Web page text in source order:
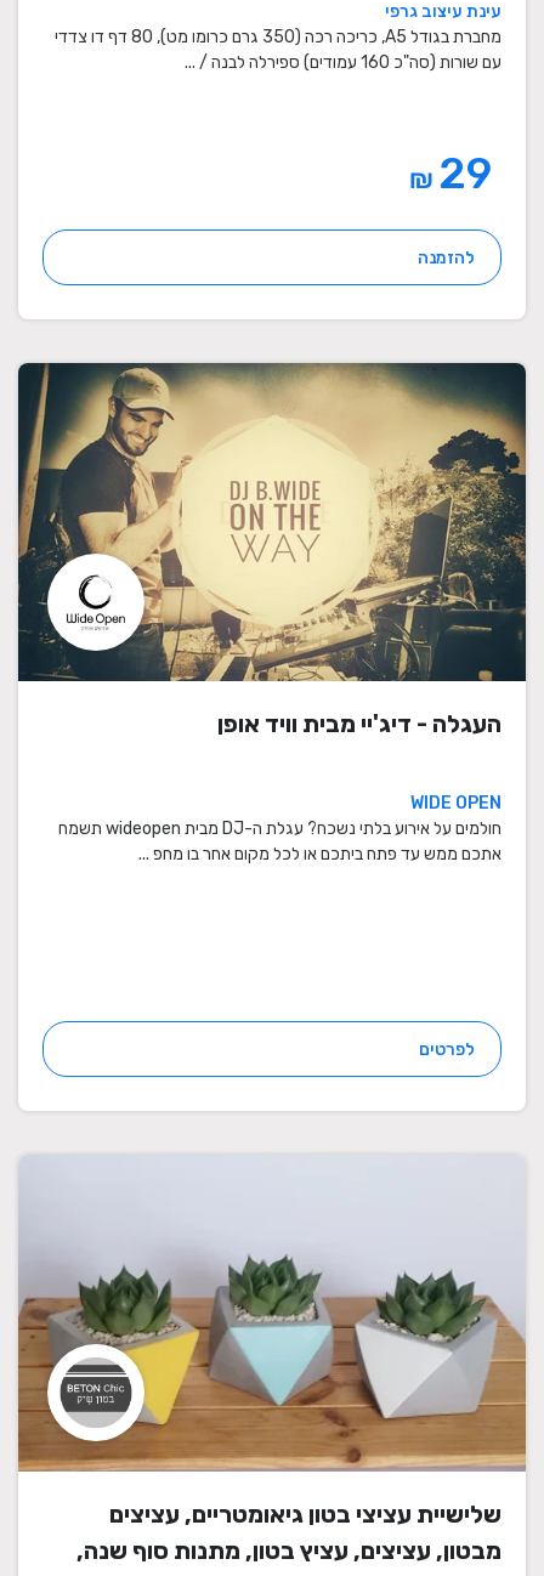
עינת עיצוב גרפי
מחברת בגודל A5, כריכה רכה (350 גרם כרומו מט), 80 דף דו צדדי
עם שורות (סה"כ 160 עמודים) ספירלה לבנה / ...
₪
להזמנה
העגלה - דיג'יי מבית וויד אופן
WIDE OPEN
חולמים על אירוע בלתי נשכח? עגלת ה-DJ מבית wideopen תשמח
אתכם ממש עד פתח ביתכם או לכל מקום אחר בו מחפ ...
לפרטים
שלישיית עציצי בטון גיאומטריים, עציצים
מבטון, עציצים, עציץ בטון, מתנות סוף שנה,